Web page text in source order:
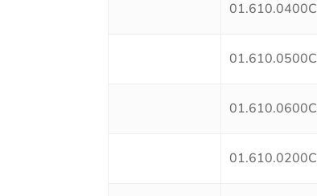
01.610.0400C
01.610.0500C
01.610.0600C
01.610.0200C